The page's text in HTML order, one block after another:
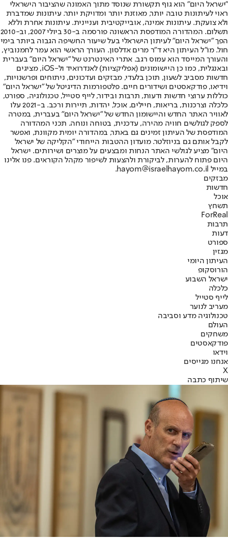
"ישראל היום" הוא גוף תקשורת שנוסד מתוך האמונה שהציבור הישראלי
ראוי לעיתונות טובה יותר, מאוזנת יותר ומדויקת יותר. עיתונות שמדברת
ולא צועקת. עיתונות אמינה, אובייקטיבית ועניינית. עיתונות אחרת וללא
תשלום. המהדורה המודפסת הראשונה פורסמה ב-30 ביולי 2007, וב-2010
הפך "ישראל היום" לעיתון הישראלי בעל שיעור החשיפה הגבוה ביותר בימי
חול. מו"ל העיתון היא ד"ר מרים אדלסון. העורך הראשי הוא עמר לחמנוביץ,
והעורך המייסד הוא עמוס רגב. אתרי האינטרנט של "ישראל היום" בעברית
ובאנגלית, כמו כן היישומונים (אפליקציות) לאנדרואיד ול-iOS, מציגים
חדשות מסביב לשעון, תוכן בלעדי, מבזקים ועדכונים, ניתוחים ופרשנויות,
וידיאו, פודקאסטים ושידורים חיים. פלטפורמות הדיגיטל של "ישראל היום"
כוללות ערוצי חדשות ודעות, תרבות ובידור, לייף סטייל, טכנולוגיה, ספורט,
כלכלה וצרכנות, בריאות, חיילים, אוכל, יהדות, תיירות ורכב. ב-2021 עלו
לאוויר האתר החדש והיישומון החדש של "ישראל היום" בעברית, במטרה
לספק לגולשים חוויה מהירה, עדכנית, בטוחה ונוחה. תכני המהדורה
המודפסת של העיתון זמינים גם באתר, במהדורה יומית מקוונת, ואפשר
לקבל אותם גם בניוזלטר. מועדון ההטבות הייחודי "הקליקה של ישראל
היום" מציע לגולשי האתר הנחות ומבצעים על מוצרים ושירותים. ישראל
היום פתוח להערות, לביקורת ולהצעות לשיפור מקהל הקוראים. פנו אלינו
במייל hayom@israelhayom.co.il.
מבזקים
חדשות
אוכל
תשחץ
ForReal
תרבות
דעות
ספורט
מגזין
העיתון היומי
הורוסקופ
ישראל השבוע
כלכלה
לייף סטייל
מעריב לנוער
טכנולוגיה מדע וסביבה
העולם
משחקים
פודקאסטים
וידאו
אנחנו מגייסים
X
שיתוף כתבה